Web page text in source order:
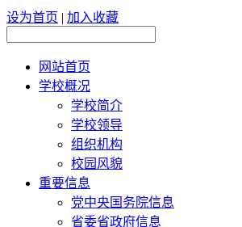
设为首页 | 加入收藏
网站首页
学校概况
学校简介
学校领导
组织机构
校园风貌
重要信息
党中央国务院信息
省委省政府信息